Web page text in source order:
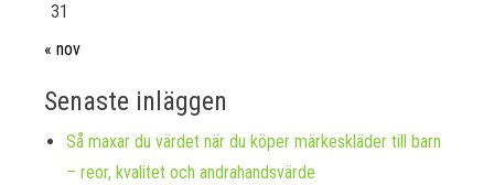
31
« nov
Senaste inläggen
Så maxar du värdet när du köper märkeskläder till barn
– reor, kvalitet och andrahandsvärde